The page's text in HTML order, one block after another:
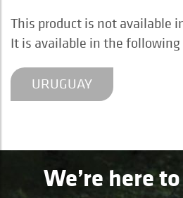
This product is not available
It is available in the
URUGUAY
We’re here